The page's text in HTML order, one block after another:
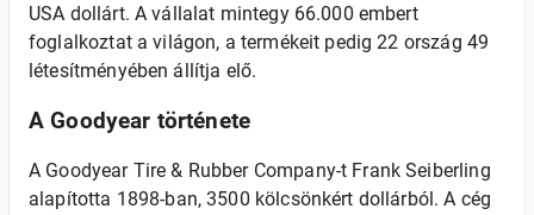
USA dollárt. A vállalat mintegy 66.000 embert
foglalkoztat a világon, a termékeit pedig 22 ország 49
létesítményében állítja elő.
A Goodyear története
A Goodyear Tire & Rubber Company-t Frank Seiberling
alapította 1898-ban, 3500 kölcsönkért dollárból. A cég